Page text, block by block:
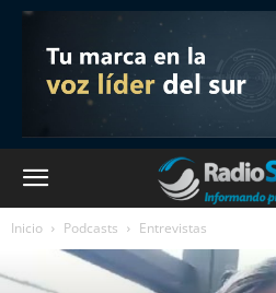
Inicio Podcasts Entrevistas